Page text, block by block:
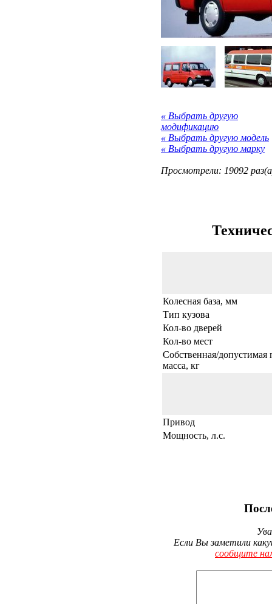
« Выбрать другую
модификацию
« Выбрать другую модель
« Выбрать другую марку
Просмотрели: 19092
Колесная база, мм
Тип кузова
Кол-во дверей
Кол-во мест
Собственная/допустимая
масса, кг
Привод
Мощность, л.с.
Если Вы заметили
сообщите